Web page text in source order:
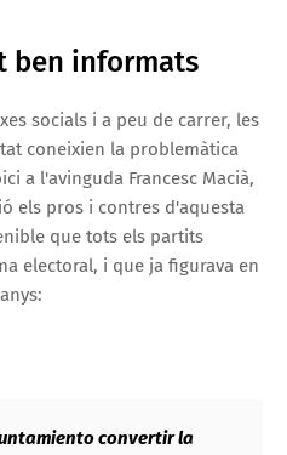
ben informats
socials i a peu de carrer, les
coneixien la problemàtica
a l'avinguda Francesc Macià,
els pros i contres d'aquesta
que tots els partits
electoral, i que ja figurava en
convertir la